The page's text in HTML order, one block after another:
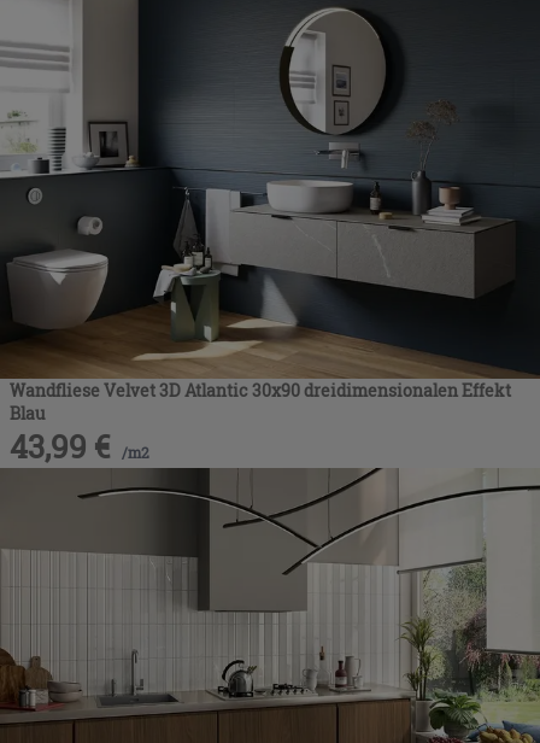
Wandfliese Velvet 3D Atlantic 30x90 dreidimensionalen Effekt
Blau
43,99 € /m2